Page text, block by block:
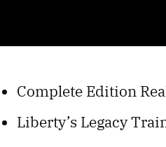
Complete Edition
Liberty’s Legacy